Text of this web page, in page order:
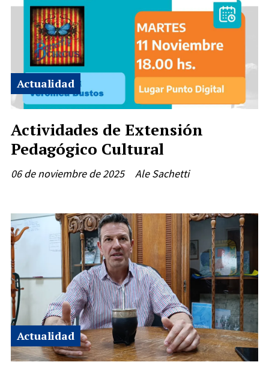
Actividades de Extensión
Pedagógico Cultural
Ale Sachetti
Actualidad
06 de noviembre de 2025
Actualidad